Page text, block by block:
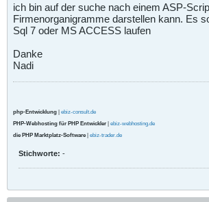
ich bin auf der suche nach einem ASP-
Firmenorganigramme darstellen kann. Es
Sql 7 oder MS ACCESS laufen
Danke
Nadi
php-Entwicklung | ebiz-consult.de
PHP-Webhosting für PHP Entwickler | ebiz-webhosting.de
die PHP Marktplatz-Software | ebiz-trader.de
Stichworte: -